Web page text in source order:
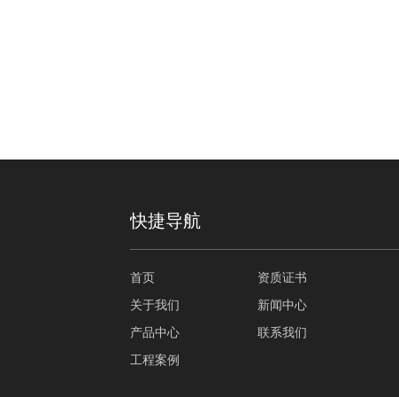
快捷导航
首页
关于我们
产品中心
工程案例
资质证书
新闻中心
联系我们